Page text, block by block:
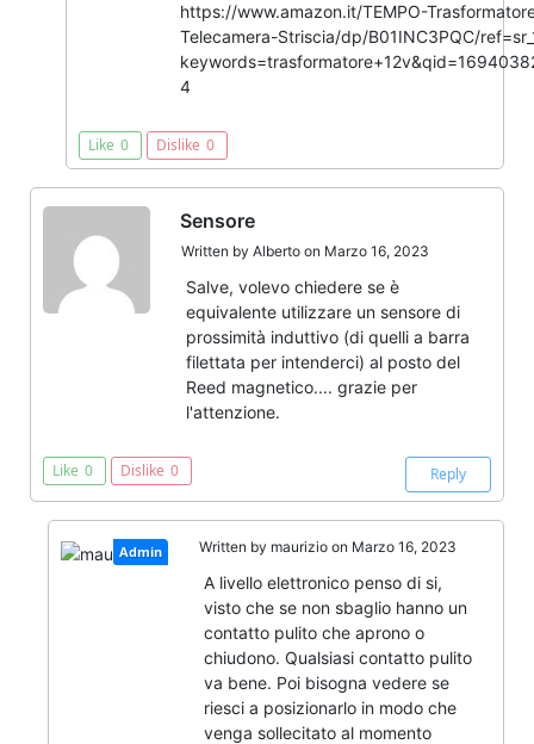
https://www.amazon.it/TEMPO-
Telecamera-Striscia/dp/B01INC3PQC/
4
Like 0 Dislike 0
Sensore
Written by Alberto on Marzo 16, 2023
Salve, volevo chiedere se è
equivalente utilizzare un sensore di
prossimità induttivo (di quelli a barra
filettata per intenderci) al posto del
Reed magnetico.... grazie per
l'attenzione.
Like 0 Dislike 0 Reply
Admin Written by maurizio on Marzo 16, 2023
A livello elettronico penso di si,
visto che se non sbaglio hanno un
contatto pulito che aprono o
chiudono. Qualsiasi contatto pulito
va bene. Poi bisogna vedere se
riesci a posizionarlo in modo che
venga sollecitato al momento